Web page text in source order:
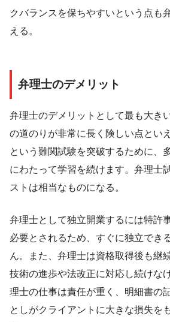
クバランスを保ちやすいという点も
える。
弁理士のデメリット
弁理士のデメリットとして最も大き
の道のりが非常に長く険しい点とい
という難関試験を突破するために、
にわたって学習を続けます。弁理士
ストは相当なものになる。
弁理士として独立開業するには特許
必要とされるため、すぐに独立でき
ん。また、弁理士は資格取得後も継
技術の進歩や法改正に対応し続けな
理士の仕事は責任が重く、明細書の
としがクライアントに大きな損失を